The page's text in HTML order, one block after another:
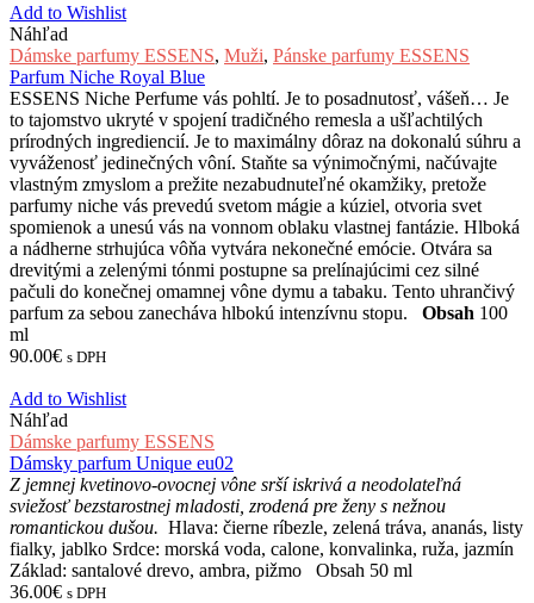
Add to Wishlist
Náhľad
Dámske parfumy ESSENS, Muži, Pánske parfumy ESSENS
Parfum Niche Royal Blue
ESSENS Niche Perfume vás pohltí. Je to posadnutosť, vášeň… Je
to tajomstvo ukryté v spojení tradičného remesla a ušľachtilých
prírodných ingrediencií. Je to maximálny dôraz na dokonalú súhru a
vyváženosť jedinečných vôní. Staňte sa výnimočnými, načúvajte
vlastným zmyslom a prežite nezabudnuteľné okamžiky, pretože
parfumy niche vás prevedú svetom mágie a kúziel, otvoria svet
spomienok a unesú vás na vonnom oblaku vlastnej fantázie. Hlboká
a nádherne strhujúca vôňa vytvára nekonečné emócie. Otvára sa
drevitými a zelenými tónmi postupne sa prelínajúcimi cez silné
pačuli do konečnej omamnej vône dymu a tabaku. Tento uhrančivý
parfum za sebou zanecháva hlbokú intenzívnu stopu. Obsah 100
ml
90.00€ s DPH
Add to Wishlist
Náhľad
Dámske parfumy ESSENS
Dámsky parfum Unique eu02
Z jemnej kvetinovo-ovocnej vône srší iskrivá a neodolateľná
sviežosť bezstarostnej mladosti, zrodená pre ženy s nežnou
romantickou dušou. Hlava: čierne ríbezle, zelená tráva, ananás, listy
fialky, jablko Srdce: morská voda, calone, konvalinka, ruža, jazmín
Základ: santalové drevo, ambra, pižmo Obsah 50 ml
36.00€ s DPH